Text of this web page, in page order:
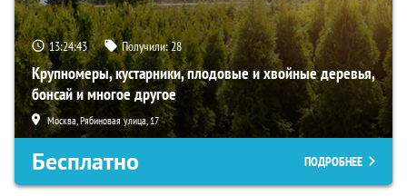
13:24:42 Получили:28
Крупномеры, кустарники, плодовые и хвойные деревья,
бонсай и многое другое
Москва, Рябиновая улица, 17
Бесплатно ПОДРОБНЕЕ